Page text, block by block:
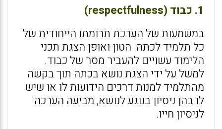
1. כבוד (respectfulness)
במשמעות של הערכת תרומתו הייחודית של
כל תלמיד לכתה. הטון ואופן הצגת תכני
הלימוד עשויים להעביר מסר של כבוד.
למשל על ידי הצגת נושא בכתה תוך בקשה
מהתלמיד למנות דרכים הידועות לו או שיש
לו בהן ניסיון בנוגע לנושא, מביעה הערכה
לניסיון חייו.